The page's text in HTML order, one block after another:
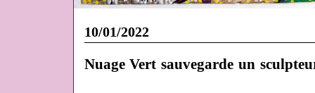
10/01/2022
Nuage Vert sauvegarde un